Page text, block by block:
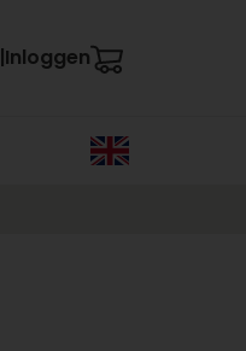
Inloggen